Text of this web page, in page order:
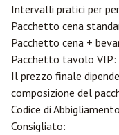
Intervalli pratici per
Pacchetto cena
Pacchetto cena +
Pacchetto tavolo
Il prezzo finale
composizione del
Codice di
Consigliato: